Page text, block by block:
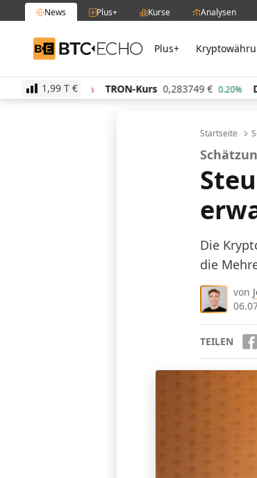
News Plus+ Kurse Analysen
BTC-ECHO Plus+
1,99 T €
63,65 € -0.20% TRON-Kurs 0,283749 € 0.20%
Startseite
Die
die
von
TEILEN